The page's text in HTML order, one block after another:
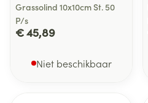
Grassolind 10x10cm St. 50
P/s
€ 45,89
Niet beschikbaar